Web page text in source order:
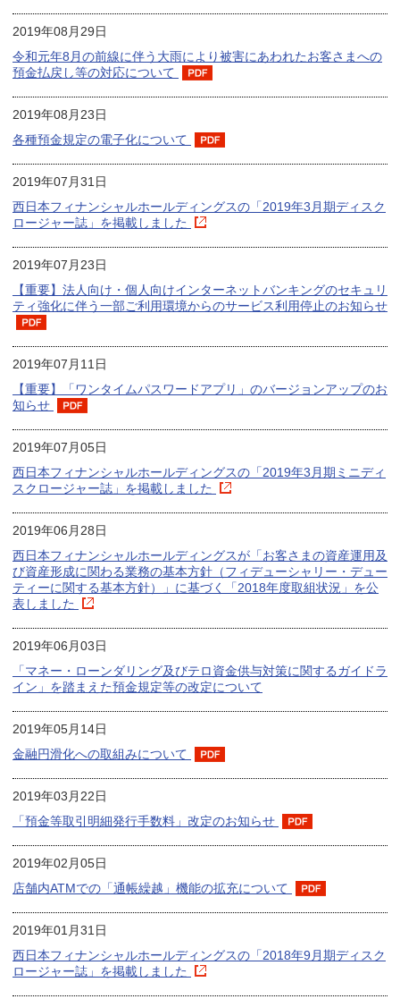
2019年08月29日
令和元年8月の前線に伴う大雨により被害にあわれたお客さまへの
預金払戻し等の対応について
2019年08月23日
各種預金規定の電子化について
2019年07月31日
西日本フィナンシャルホールディングスの「2019年3月期ディスク
ロージャー誌」を掲載しました
2019年07月23日
【重要】法人向け・個人向けインターネットバンキングのセキュリ
ティ強化に伴う一部ご利用環境からのサービス利用停止のお知らせ
2019年07月11日
【重要】「ワンタイムパスワードアプリ」のバージョンアップのお
知らせ
2019年07月05日
西日本フィナンシャルホールディングスの「2019年3月期ミニディ
スクロージャー誌」を掲載しました
2019年06月28日
西日本フィナンシャルホールディングスが「お客さまの資産運用及
び資産形成に関わる業務の基本方針（フィデューシャリー・デュー
ティーに関する基本方針）」に基づく「2018年度取組状況」を公
表しました
2019年06月03日
「マネー・ローンダリング及びテロ資金供与対策に関するガイドラ
イン」を踏まえた預金規定等の改定について
2019年05月14日
金融円滑化への取組みについて
2019年03月22日
「預金等取引明細発行手数料」改定のお知らせ
2019年02月05日
店舗内ATMでの「通帳繰越」機能の拡充について
2019年01月31日
西日本フィナンシャルホールディングスの「2018年9月期ディスク
ロージャー誌」を掲載しました